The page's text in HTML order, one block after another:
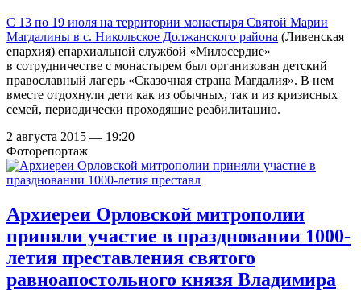
С 13 по 19 июля на территории монастыря Святой Марии
Магдалины в с. Никольское Должанского района (Ливенская
епархия) епархиальной службой «Милосердие»
в сотрудничестве с монастырем был организован детский
православный лагерь «Сказочная страна Магдалия». В нем
вместе отдохнули дети как из обычных, так и из кризисных
семей, периодически проходящие реабилитацию.
2 августа 2015 — 19:20
Фоторепортаж
Архиереи Орловской митрополии
приняли участие в праздновании 1000-
летия преставления святого
равноапостольного князя Владимира